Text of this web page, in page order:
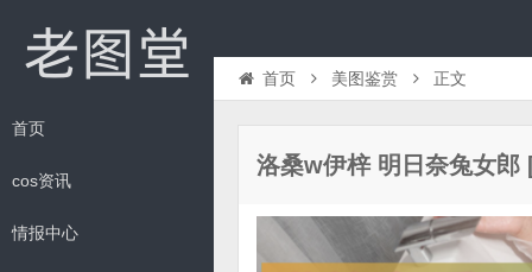
首页
cos资讯
情报中心
首页 美图鉴赏 正文
洛桑w伊梓 明日奈兔女郎